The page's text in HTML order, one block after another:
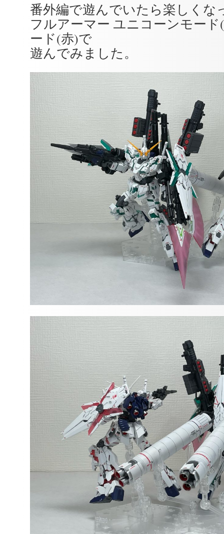
番外編で遊んでいたら楽しくな
フルアーマー ユニコーンモー
ード(赤)で
遊んでみました。